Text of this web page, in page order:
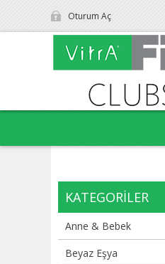
Oturum Aç
KATEGORILER
Anne & Bebek
Beyaz Eşya